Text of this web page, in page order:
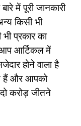
में पूरी जानकारी
किसी भी
प्रकार का
आप आर्टिकल में
होने वाला है
हैं और आपको
करोड़ जीतने